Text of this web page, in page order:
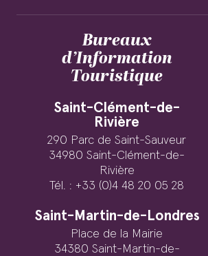
Bureaux
d’Information
Touristique
Saint-Clément-de-
Rivière
290 Parc de Saint-Sauveur
34980 Saint-Clément-de-
Rivière
Tél. : +33 (0)4 48 20 05 28
Saint-Martin-de-Londres
Place de la Mairie
34380 Saint-Martin-de-